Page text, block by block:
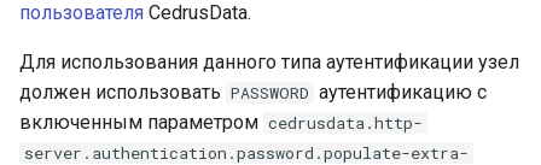
пользователя CedrusData.
Для использования данного типа аутентификации узел
должен использовать PASSWORD аутентификацию с
включенным параметром cedrusdata.http-
server.authentication.password.populate-extra-